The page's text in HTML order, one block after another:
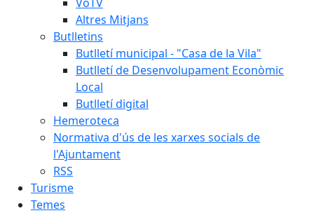
Altres Mitjans
Butlletins
Butlletí municipal - "Casa de la Vila"
Butlletí de Desenvolupament Econòmic
Local
Butlletí digital
Hemeroteca
Normativa d'ús de les xarxes socials de
l'Ajuntament
RSS
Turisme
Temes